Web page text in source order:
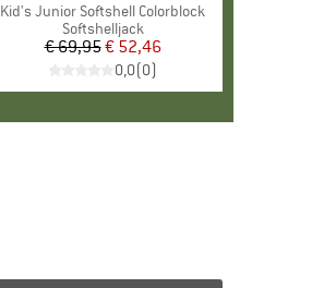
Artikel
Kid's Junior Softshell Colorblock
Productgroep
Softshelljack
Prijs
€ 69,95Verlaagde prijs
€ 52,46
0,0(0)